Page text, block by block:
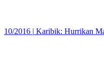
10/2016 | Karibik: Hurrikan